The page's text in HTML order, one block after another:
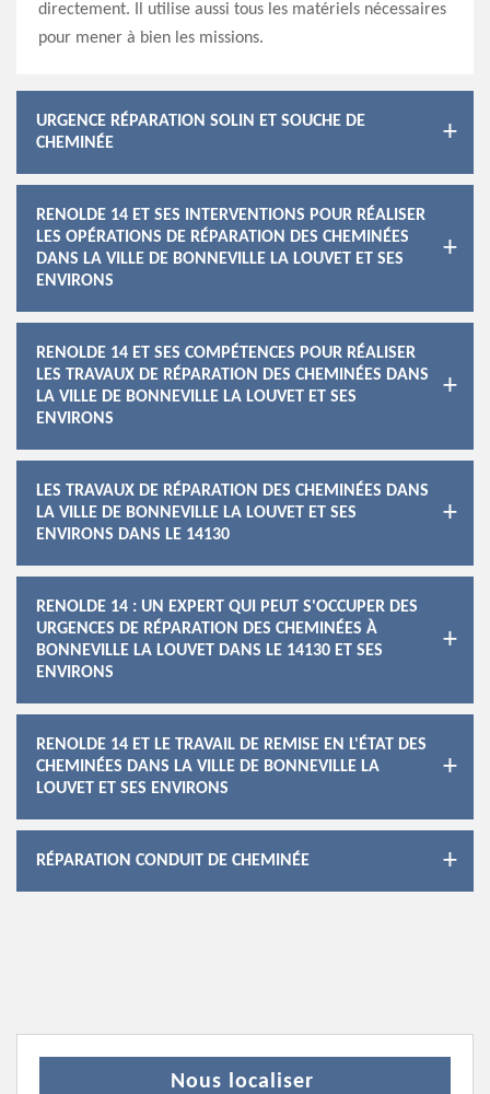
directement. Il utilise aussi tous les matériels nécessaires
pour mener à bien les missions.
URGENCE RÉPARATION SOLIN ET SOUCHE DE
CHEMINÉE
RENOLDE 14 ET SES INTERVENTIONS POUR RÉALISER
LES OPÉRATIONS DE RÉPARATION DES CHEMINÉES
DANS LA VILLE DE BONNEVILLE LA LOUVET ET SES
ENVIRONS
RENOLDE 14 ET SES COMPÉTENCES POUR RÉALISER
LES TRAVAUX DE RÉPARATION DES CHEMINÉES DANS
LA VILLE DE BONNEVILLE LA LOUVET ET SES
ENVIRONS
LES TRAVAUX DE RÉPARATION DES CHEMINÉES DANS
LA VILLE DE BONNEVILLE LA LOUVET ET SES
ENVIRONS DANS LE 14130
RENOLDE 14 : UN EXPERT QUI PEUT S'OCCUPER DES
URGENCES DE RÉPARATION DES CHEMINÉES À
BONNEVILLE LA LOUVET DANS LE 14130 ET SES
ENVIRONS
RENOLDE 14 ET LE TRAVAIL DE REMISE EN L'ÉTAT DES
CHEMINÉES DANS LA VILLE DE BONNEVILLE LA
LOUVET ET SES ENVIRONS
RÉPARATION CONDUIT DE CHEMINÉE
Nous localiser